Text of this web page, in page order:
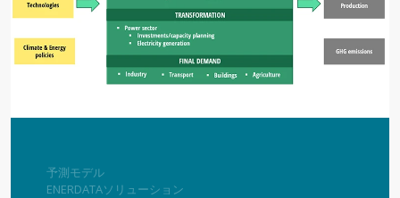
予測モデル
ENERDATAソリューション